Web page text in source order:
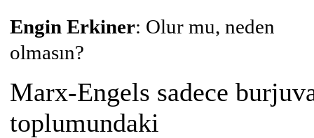
Engin Erkiner: Olur mu, neden
olmasın?
Marx-Engels sadece
toplumundaki